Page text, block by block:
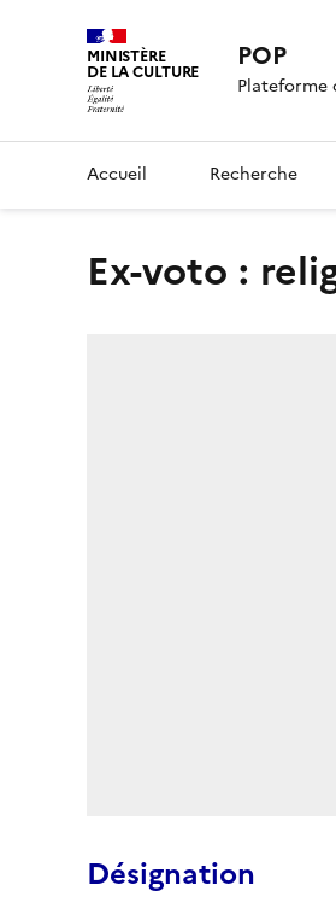
MINISTÈRE
DE LA CULTURE POP
Plateforme
Accueil Recherche
ex-voto :
Désignation